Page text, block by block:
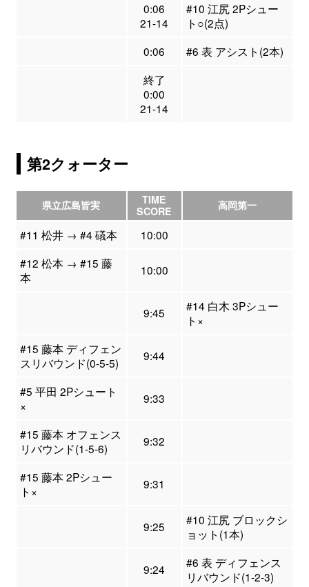
0:06
21-14
#10 江尻 2Pシュー
ト○(2点)
0:06
#6 表 アシスト(2本)
終了
0:00
21-14
第2クォーター
県立広島皆実
TIME
SCORE
高岡第一
#11 松井 → #4 礒本
10:00
#12 松本 → #15 藤
本
10:00
9:45
#14 白木 3Pシュー
ト×
#15 藤本 ディフェン
スリバウンド(0-5-5)
9:44
#5 平田 2Pシュート
×
9:33
#15 藤本 オフェンス
リバウンド(1-5-6)
9:32
#15 藤本 2Pシュー
ト×
9:31
9:25
#10 江尻 ブロックシ
ョット(1本)
9:24
#6 表 ディフェンス
リバウンド(1-2-3)